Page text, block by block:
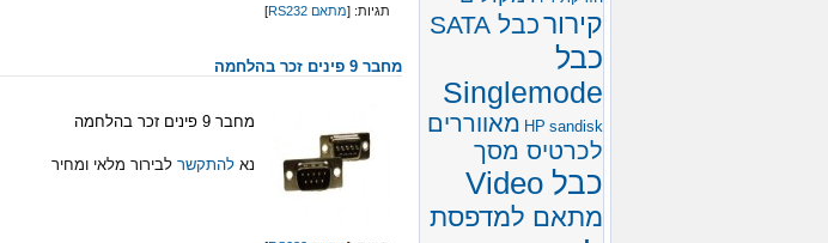
תגיות: [מתאם RS232 ]
מחבר 9 פינים זכר בהלחמה
מחבר 9 פינים זכר בהלחמה
נא להתקשר לבירור מלאי ומחיר
קירורכבל SATA
כבל
Singlemode
HP sandisk
מאווררים
לכרטיס מסך
כבל Video
מתאם למדפסת